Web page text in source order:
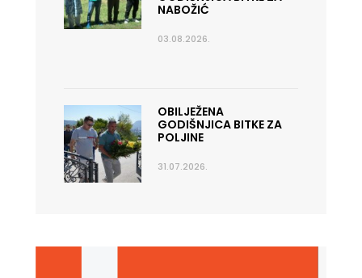
NABOŽIĆ
03.08.2026.
OBILJEŽENA
GODIŠNJICA BITKE ZA
POLJINE
31.07.2026.